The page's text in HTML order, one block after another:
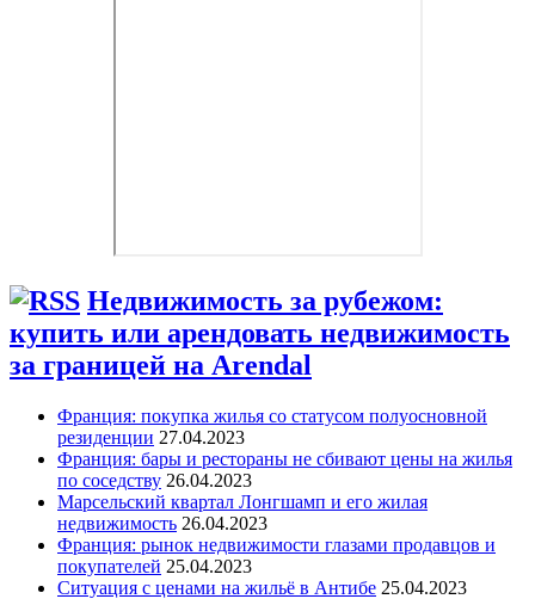
Недвижимость за рубежом:
купить или арендовать недвижимость
за границей на Arendal
Франция: покупка жилья со статусом полуосновной
резиденции 27.04.2023
Франция: бары и рестораны не сбивают цены на жилья
по соседству 26.04.2023
Марсельский квартал Лонгшамп и его жилая
недвижимость 26.04.2023
Франция: рынок недвижимости глазами продавцов и
покупателей 25.04.2023
Ситуация с ценами на жильё в Антибе 25.04.2023